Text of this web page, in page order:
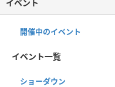
イベント
開催中のイベント
イベント一覧
ショーダウン